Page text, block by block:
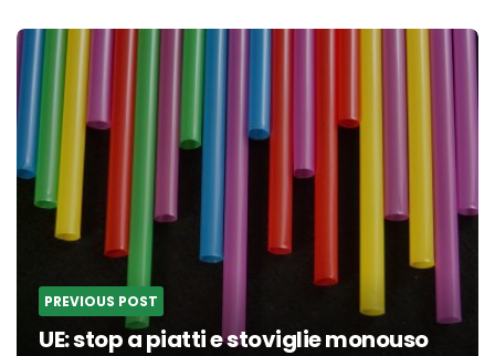
Post
navigation
PREVIOUS POST
UE: stop a piatti e stoviglie monouso